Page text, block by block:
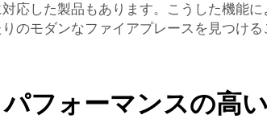
応した製品もあります。こうした機能
のモダンなファイアプレースを見つける
フォーマンスの高